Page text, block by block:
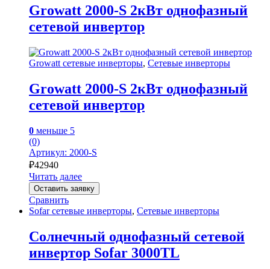
Growatt 2000-S 2кВт однофазный
сетевой инвертор
Growatt сетевые инверторы, Сетевые инверторы
Growatt 2000-S 2кВт однофазный
сетевой инвертор
0 меньше 5
(0)
Артикул: 2000-S
₽42940
Читать далее
Оставить заявку
Сравнить
Sofar сетевые инверторы, Сетевые инверторы
Солнечный однофазный сетевой
инвертор Sofar 3000TL